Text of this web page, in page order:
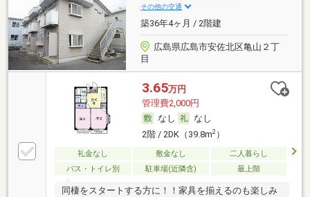
その他の交通
築36年4ヶ月 / 2階建
広島県広島市安佐北区亀山２丁
目
3.65万円
管理費2,000円
なし
なし
2階 / 2DK（39.8m2）
礼金なし 敷金なし
二人暮らし
バス・トイレ別
駐車場(近隣含) 最上階
同棲をスタートする方に！！家具を揃えるのも楽しみ